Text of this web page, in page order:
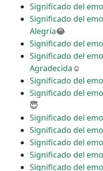
Significado del
Significado del
Alegría😂
Significado del
Significado del
Agradecida☺
Significado del
Significado del
😇
Significado del
Significado del
Significado del
Significado del
Significado del